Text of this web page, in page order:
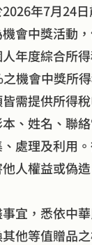
年7月24日
會中獎活動
年度綜合所
機會中獎所
需提供所得
、姓名、聯
處理及利用
人權益或偽
宜，悉依中
他等值贈品之